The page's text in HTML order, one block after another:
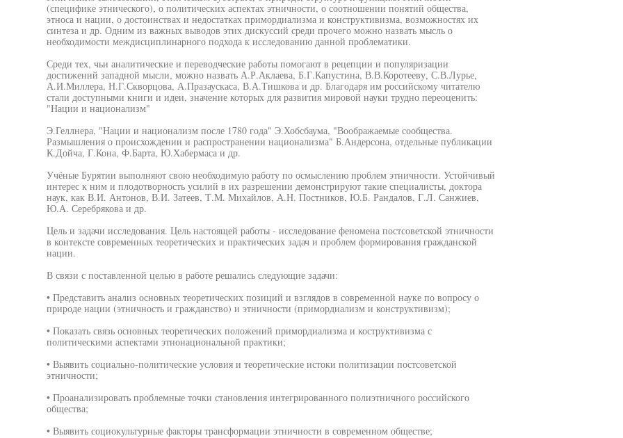
(специфике этнического), о политических аспектах этничности, о соотношении понятий общества,
этноса и нации, о достоинствах и недостатках примордиализма и конструктивизма, возможностях их
синтеза и др. Одним из важных выводов этих дискуссий среди прочего можно назвать мысль о
необходимости междисциплинарного подхода к исследованию данной проблематики.
Среди тех, чьи аналитические и переводческие работы помогают в рецепции и популяризации
достижений западной мысли, можно назвать А.Р.Аклаева, Б.Г.Капустина, В.В.Коротееву, С.В.Лурье,
А.И.Миллера, Н.Г.Скворцова, А.Празаускаса, В.А.Тишкова и др. Благодаря им российскому читателю
стали доступными книги и идеи, значение которых для развития мировой науки трудно переоценить:
"Нации и национализм"
Э.Геллнера, "Нации и национализм после 1780 года" Э.Хобсбаума, "Воображаемые сообщества.
Размышления о происхождении и распространении национализма" Б.Андерсона, отдельные публикации
К.Дойча, Г.Кона, Ф.Барта, Ю.Хабермаса и др.
Учёные Бурятии выполняют свою необходимую работу по осмыслению проблем этничности. Устойчивый
интерес к ним и плодотворность усилий в их разрешении демонстрируют такие специалисты, доктора
наук, как В.И. Антонов, В.И. Затеев, Т.М. Михайлов, А.Н. Постников, Ю.Б. Рандалов, Г.Л. Санжиев,
Ю.А. Серебрякова и др.
Цель и задачи исследования. Цель настоящей работы - исследование феномена постсоветской этничности
в контексте современных теоретических и практических задач и проблем формирования гражданской
нации.
В связи с поставленной целью в работе решались следующие задачи:
• Представить анализ основных теоретических позиций и взглядов в современной науке по вопросу о
природе нации (этничность и гражданство) и этничности (примордиализм и конструктивизм);
• Показать связь основных теоретических положений примордиализма и коструктивизма с
политическими аспектами этнонациональной практики;
• Выявить социально-политические условия и теоретические истоки политизации постсоветской
этничности;
• Проанализировать проблемные точки становления интегрированного полиэтничного российского
общества;
• Выявить социокультурные факторы трансформации этничности в современном обществе;